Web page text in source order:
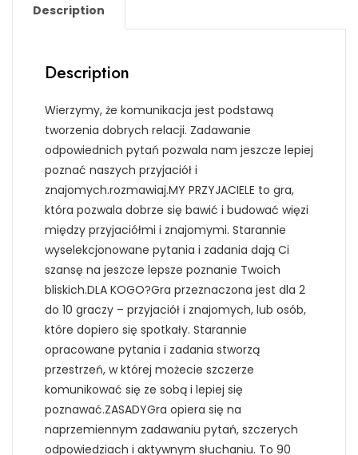
Description
Description
Wierzymy, że komunikacja jest podstawą
tworzenia dobrych relacji. Zadawanie
odpowiednich pytań pozwala nam jeszcze lepiej
poznać naszych przyjaciół i
znajomych.rozmawiaj.MY PRZYJACIELE to gra,
która pozwala dobrze się bawić i budować więzi
między przyjaciółmi i znajomymi. Starannie
wyselekcjonowane pytania i zadania dają Ci
szansę na jeszcze lepsze poznanie Twoich
bliskich.DLA KOGO?Gra przeznaczona jest dla 2
do 10 graczy – przyjaciół i znajomych, lub osób,
które dopiero się spotkały. Starannie
opracowane pytania i zadania stworzą
przestrzeń, w której możecie szczerze
komunikować się ze sobą i lepiej się
poznawać.ZASADYGra opiera się na
naprzemiennym zadawaniu pytań, szczerych
odpowiedziach i aktywnym słuchaniu. To 90